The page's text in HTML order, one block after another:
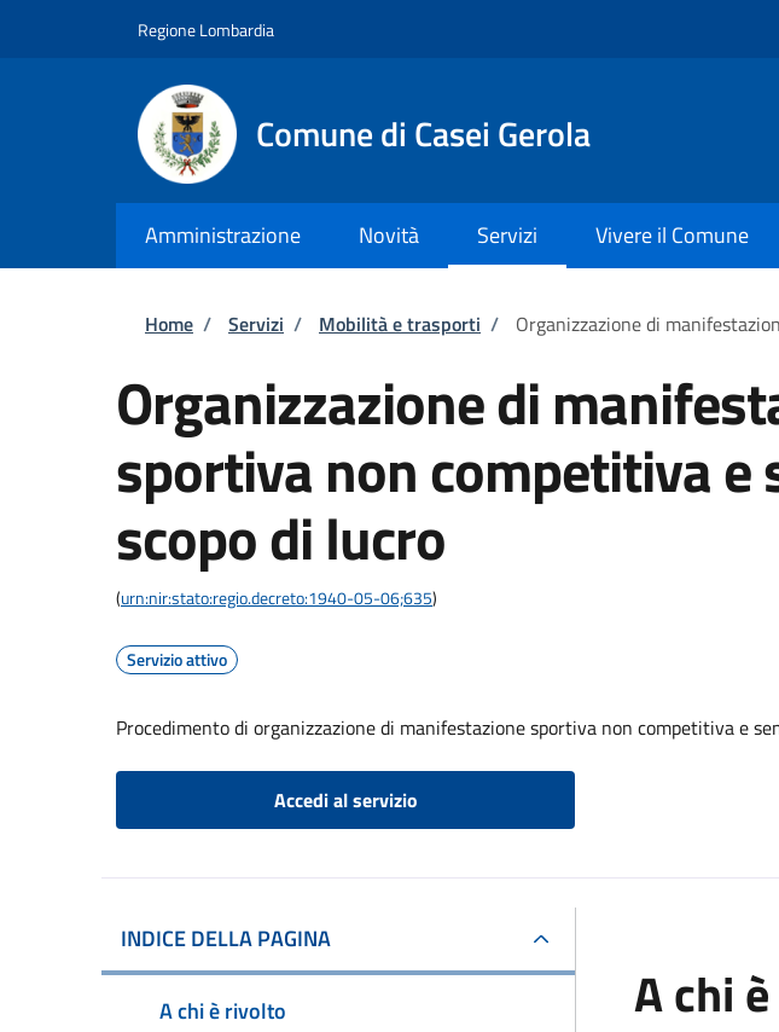
Regione Lombardia
Comune di Casei Gerola
Amministrazione Novità Servizi Vivere il Comune
Briciole di pane
Home / Servizi / Mobilità e trasporti / Organizzazione di
Organizzazione di
sportiva non competitiva e
scopo di lucro
(urn:nir:stato:regio.decreto:1940-05-06;635)
Servizio attivo
Procedimento di organizzazione di manifestazione sportiva non competitiva e
Accedi al servizio
INDICE DELLA PAGINA
A chi è rivolto
A chi